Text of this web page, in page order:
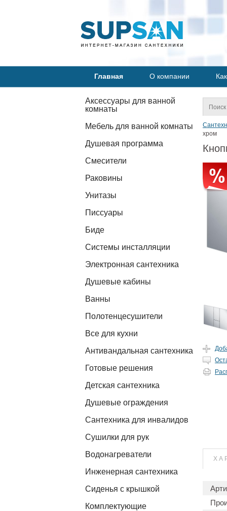
Главная О компании
Аксессуары для ванной
комнаты
Мебель для ванной комнаты
Душевая программа
Смесители
Раковины
Унитазы
Писсуары
Биде
Системы инсталляции
Электронная сантехника
Душевые кабины
Ванны
Полотенцесушители
Все для кухни
Антивандальная сантехника
Готовые решения
Детская сантехника
Душевые ограждения
Сантехника для инвалидов
Сушилки для рук
Водонагреватели
Инженерная сантехника
Сиденья с крышкой
Комплектующие
хром